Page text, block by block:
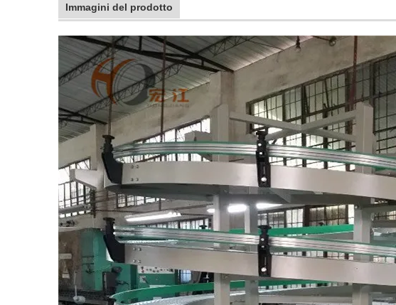
Immagini del prodotto